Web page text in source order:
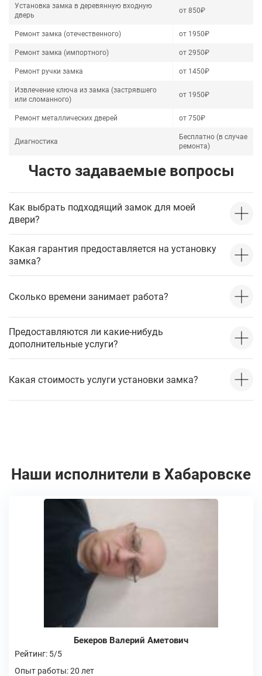
Установка замка в деревянную входную
дверь
от 850₽
Ремонт замка (отечественного) от 1950₽
Ремонт замка (импортного) от 2950₽
Ремонт ручки замка от 1450₽
Извлечение ключа из замка (застрявшего
или сломанного)
от 1950₽
Ремонт металлических дверей от 750₽
Диагностика
Бесплатно (в случае
ремонта)
Часто задаваемые вопросы
Как выбрать подходящий замок для моей
двери?
Какая гарантия предоставляется на установку
замка?
Сколько времени занимает работа?
Предоставляются ли какие-нибудь
дополнительные услуги?
Какая стоимость услуги установки замка?
Наши исполнители в Хабаровске
Бекеров Валерий Аметович
Рейтинг: 5/5
Опыт работы: 20 лет